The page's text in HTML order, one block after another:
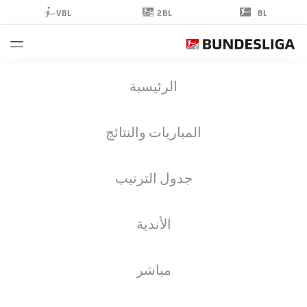
BL
2BL
VBL
الرئيسية
المباريات والنتائج
جدول الترتيب
الأندية
مباشر